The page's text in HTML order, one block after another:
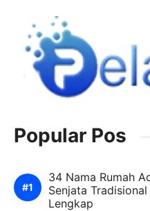
Popular Pos
34 Nama Rumah
Senjata
Lengkap